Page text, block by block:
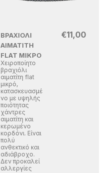
ΒΡΑΧΙΌΛΙ
ΑΙΜΑΤΊΤΗ
FLAT ΜΙΚΡΌ
Χειροποίητο
βραχιόλι
αιματίτη flat
μικρό,
κατασκευασμέ
νο με υψηλής
ποιότητας
χάντρες
αιματίτη και
κερωμένο
κορδόνι. Είναι
πολύ
ανθεκτικό και
αδιάβροχο.
Δεν προκαλεί
αλλεργίες
€11,00